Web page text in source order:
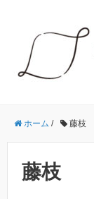
ホーム / 藤枝
藤枝